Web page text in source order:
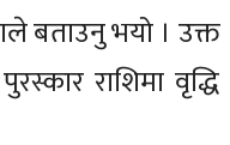
बताउनु भयो । उक्त
राशिमा वृद्धि